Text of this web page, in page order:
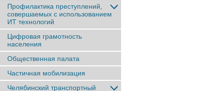
Профилактика преступлений,
совершаемых с использованием
ИТ технологий
Цифровая грамотность
населения
Общественная палата
Частичная мобилизация
Челябинский транспортный